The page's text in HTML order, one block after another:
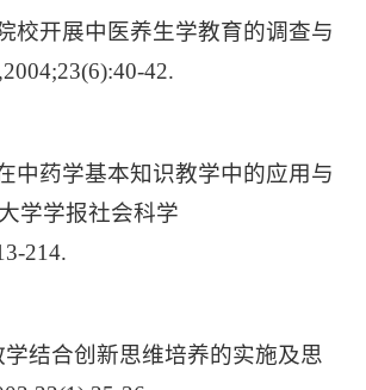
校开展中医养生学教育的调查与
42.
中药学基本知识教学中的应用与
学学报社会科学
214.
结合创新思维培养的实施及思